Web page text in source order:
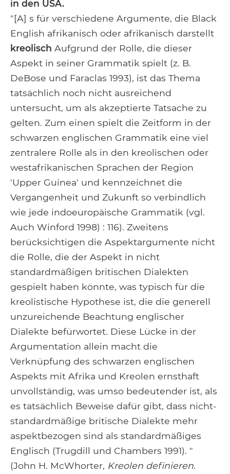
in den USA.
"[A] s für verschiedene Argumente, die Black
English afrikanisch oder afrikanisch darstellt
kreolisch Aufgrund der Rolle, die dieser
Aspekt in seiner Grammatik spielt (z. B.
DeBose und Faraclas 1993), ist das Thema
tatsächlich noch nicht ausreichend
untersucht, um als akzeptierte Tatsache zu
gelten. Zum einen spielt die Zeitform in der
schwarzen englischen Grammatik eine viel
zentralere Rolle als in den kreolischen oder
westafrikanischen Sprachen der Region
'Upper Guinea' und kennzeichnet die
Vergangenheit und Zukunft so verbindlich
wie jede indoeuropäische Grammatik (vgl.
Auch Winford 1998) : 116). Zweitens
berücksichtigen die Aspektargumente nicht
die Rolle, die der Aspekt in nicht
standardmäßigen britischen Dialekten
gespielt haben könnte, was typisch für die
kreolistische Hypothese ist, die die generell
unzureichende Beachtung englischer
Dialekte befürwortet. Diese Lücke in der
Argumentation allein macht die
Verknüpfung des schwarzen englischen
Aspekts mit Afrika und Kreolen ernsthaft
unvollständig, was umso bedeutender ist, als
es tatsächlich Beweise dafür gibt, dass nicht-
standardmäßige britische Dialekte mehr
aspektbezogen sind als standardmäßiges
Englisch (Trugdill und Chambers 1991). "
(John H. McWhorter, Kreolen definieren.